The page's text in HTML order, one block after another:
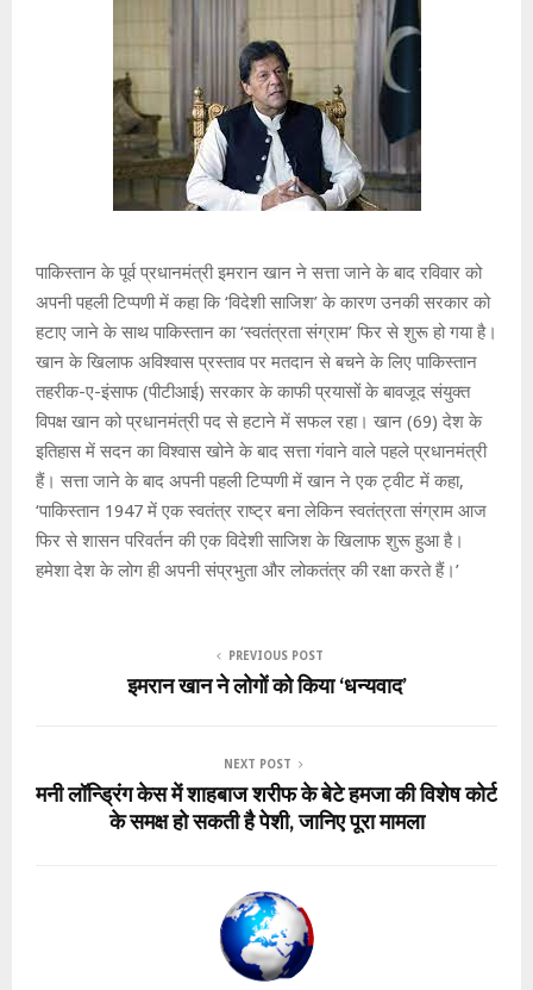
पाकिस्तान के पूर्व प्रधानमंत्री इमरान खान ने सत्ता जाने के बाद रविवार को
अपनी पहली टिप्पणी में कहा कि ‘विदेशी साजिश’ के कारण उनकी सरकार को
हटाए जाने के साथ पाकिस्तान का ‘स्वतंत्रता संग्राम’ फिर से शुरू हो गया है।
खान के खिलाफ अविश्वास प्रस्ताव पर मतदान से बचने के लिए पाकिस्तान
तहरीक-ए-इंसाफ (पीटीआई) सरकार के काफी प्रयासों के बावजूद संयुक्त
विपक्ष खान को प्रधानमंत्री पद से हटाने में सफल रहा। खान (69) देश के
इतिहास में सदन का विश्वास खोने के बाद सत्ता गंवाने वाले पहले प्रधानमंत्री
हैं। सत्ता जाने के बाद अपनी पहली टिप्पणी में खान ने एक ट्वीट में कहा,
‘पाकिस्तान 1947 में एक स्वतंत्र राष्ट्र बना लेकिन स्वतंत्रता संग्राम आज
फिर से शासन परिवर्तन की एक विदेशी साजिश के खिलाफ शुरू हुआ है।
हमेशा देश के लोग ही अपनी संप्रभुता और लोकतंत्र की रक्षा करते हैं।’
PREVIOUS POST
इमरान खान ने लोगों को किया ‘धन्यवाद’
NEXT POST
मनी लॉन्ड्रिंग केस में शाहबाज शरीफ के बेटे हमजा की विशेष कोर्ट
के समक्ष हो सकती है पेशी, जानिए पूरा मामला